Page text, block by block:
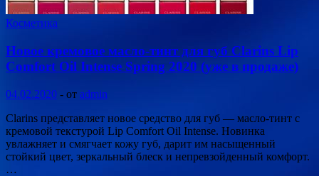
Косметика
Новое кремовое масло-тинт для губ Clarins Lip
Сomfort Oil Intense Spring 2020 (уже в продаже)
04.02.2020 - от admin
Clarins представляет новое средство для губ — масло-тинт с
кремовой текстурой Lip Сomfort Oil Intense. Новинка
увлажняет и смягчает кожу губ, дарит им насыщенный
стойкий цвет, зеркальный блеск и непревзойденный комфорт.
…